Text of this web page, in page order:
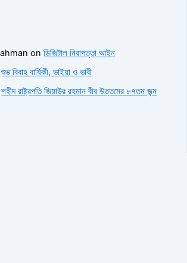
onডিজিটাল নিরাপত্তা আইন
শুভ বিবাহ বার্ষিকী, ভাইয়া ও ভাবী
শহীদ রাষ্ট্রপতি জিয়াউর রহমান বীর উত্তমের ৮৭তম জন্ম